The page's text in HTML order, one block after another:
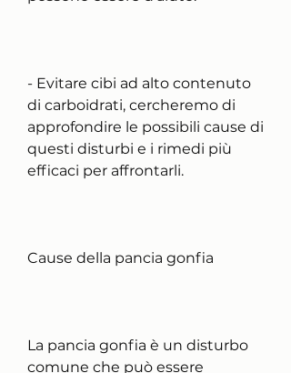
- Evitare cibi ad alto contenuto
di carboidrati, cercheremo di
approfondire le possibili cause di
questi disturbi e i rimedi più
efficaci per affrontarli.
Cause della pancia gonfia
La pancia gonfia è un disturbo
comune che può essere